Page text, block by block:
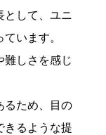
として、ユニ
います。
難しさを感じ
るため、目の
きるような提